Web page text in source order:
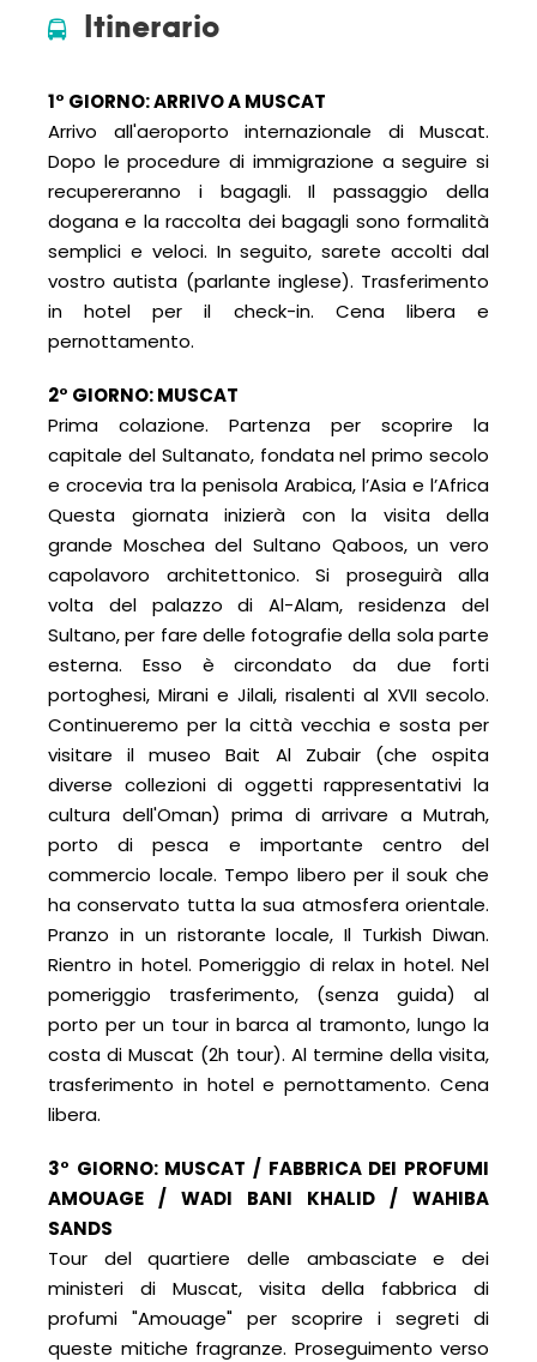
Itinerario
1° GIORNO: ARRIVO A MUSCAT
Arrivo all'aeroporto internazionale di Muscat.
Dopo le procedure di immigrazione a seguire si
recupereranno i bagagli. Il passaggio della
dogana e la raccolta dei bagagli sono formalità
semplici e veloci. In seguito, sarete accolti dal
vostro autista (parlante inglese). Trasferimento
in hotel per il check-in. Cena libera e
pernottamento.
2° GIORNO: MUSCAT
Prima colazione. Partenza per scoprire la
capitale del Sultanato, fondata nel primo secolo
e crocevia tra la penisola Arabica, l’Asia e l’Africa
Questa giornata inizierà con la visita della
grande Moschea del Sultano Qaboos, un vero
capolavoro architettonico. Si proseguirà alla
volta del palazzo di Al-Alam, residenza del
Sultano, per fare delle fotografie della sola parte
esterna. Esso è circondato da due forti
portoghesi, Mirani e Jilali, risalenti al XVII secolo.
Continueremo per la città vecchia e sosta per
visitare il museo Bait Al Zubair (che ospita
diverse collezioni di oggetti rappresentativi la
cultura dell'Oman) prima di arrivare a Mutrah,
porto di pesca e importante centro del
commercio locale. Tempo libero per il souk che
ha conservato tutta la sua atmosfera orientale.
Pranzo in un ristorante locale, Il Turkish Diwan.
Rientro in hotel. Pomeriggio di relax in hotel. Nel
pomeriggio trasferimento, (senza guida) al
porto per un tour in barca al tramonto, lungo la
costa di Muscat (2h tour). Al termine della visita,
trasferimento in hotel e pernottamento. Cena
libera.
3° GIORNO: MUSCAT / FABBRICA DEI PROFUMI
AMOUAGE / WADI BANI KHALID / WAHIBA
SANDS
Tour del quartiere delle ambasciate e dei
ministeri di Muscat, visita della fabbrica di
profumi "Amouage" per scoprire i segreti di
queste mitiche fragranze. Proseguimento verso